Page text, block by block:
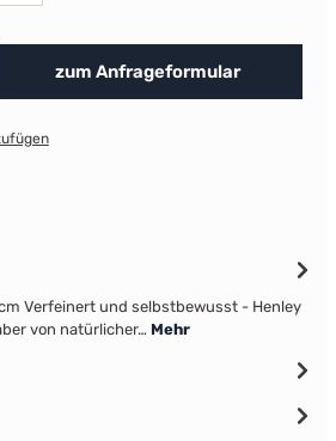
Anzahl: Gib den
zum Anfrageformular
Verfeinert und selbstbewusst - Henley
von natürlicher… Mehr